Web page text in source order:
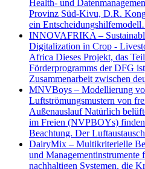
Health- und
Provinz Süd-Kivu, D.R.
ein
INNOVAFRIKA –
Digitalization in Crop -
Africa Dieses Projekt, das
Förderprogramms der DFG
Zusammenarbeit zwischen
MNVBoys – Modellierung
Luftströmungsmustern von
Außenauslauf Natürlich
im Freien (NVPBOYs)
Beachtung. Der
DairyMix – Multikriterielle
und
nachhaltigen Systemen, die